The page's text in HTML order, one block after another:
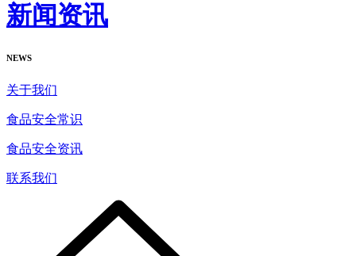
新闻资讯
NEWS
关于我们
食品安全常识
食品安全资讯
联系我们